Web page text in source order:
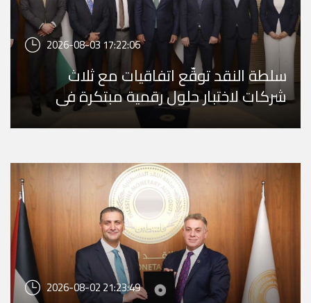
2026-08-03 17:22:06
سلطة النقد توقّع اتفاقيات مع ثلاث
شركات لاختبار حلول رقمية مبتكرة في
المختبر التنظيمي
2026-08-02 21:23:49